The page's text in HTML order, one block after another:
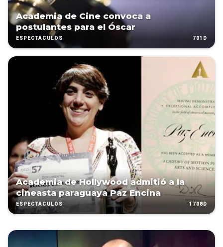
Academia de Cine convoca a
postulantes para el Óscar
ESPECTÁCULOS 701D
Academia de Hollywood admitió a la
cineasta paraguaya Paz Encina
ESPECTÁCULOS 1708D